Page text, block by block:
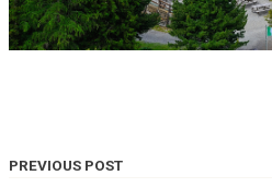
PREVIOUS POST